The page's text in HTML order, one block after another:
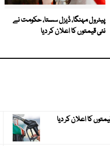
پیٹرول مہنگا، ڈیزل سستا، حکومت نے
نئی قیمتوں کا اعلان کر دیا
کا اعلان کر دیا